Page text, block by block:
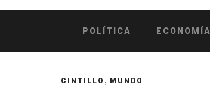
POLÍTICA ECONOMÍA
CINTILLO , MUNDO